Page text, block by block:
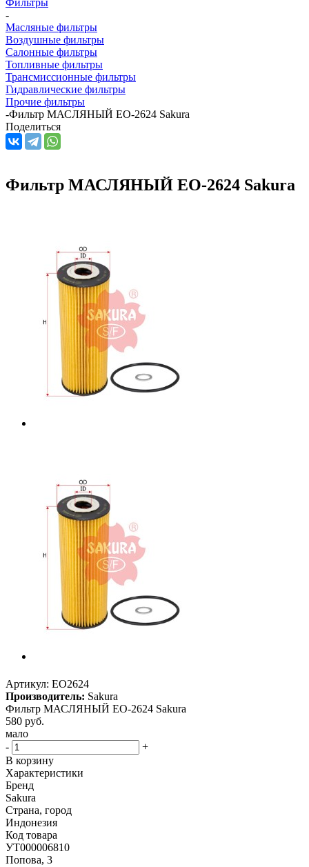
-
Масляные фильтры
Воздушные фильтры
Салонные фильтры
Топливные фильтры
Трансмиссионные фильтры
Гидравлические фильтры
Прочие фильтры
-Фильтр МАСЛЯНЫЙ EO-2624 Sakura
Поделиться
Фильтр МАСЛЯНЫЙ EO-2624 Sakura
Артикул: EO2624
Производитель: Sakura
Фильтр МАСЛЯНЫЙ EO-2624 Sakura
580 руб.
мало
-
+
В корзину
Характеристики
Бренд
Sakura
Страна, город
Индонезия
Код товара
УТ000006810
Попова, 3